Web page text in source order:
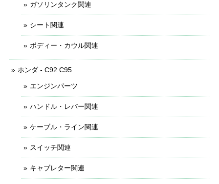
ガソリンタンク関連
シート関連
ボディー・カウル関連
ホンダ - C92 C95
エンジンパーツ
ハンドル・レバー関連
ケーブル・ライン関連
スイッチ関連
キャブレター関連